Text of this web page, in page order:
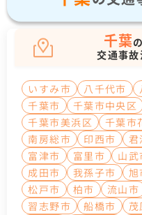
千葉
交通事
いすみ市 八千代市
千葉市
千葉市中央区
千葉市美浜区
千葉市
南房総市
印西市 君
富津市
富里市 山武
成田市
我孫子市 旭
松戸市
柏市 流山市
習志野市
船橋市 茂